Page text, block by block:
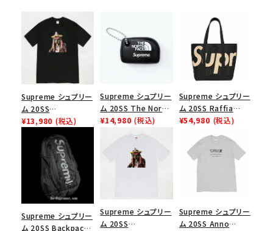
Supreme シュプリー
ム 20SS
Rammellzee Tee
ラメルジーTシャツ ブ
¥13,980 (税込)
Supreme シュプリー
ム 20SS The North
Face Floating
ーチェーン ブラック
¥14,980 (税込)
Supreme シュプリー
ム 20SS Raffia
Tote Bag ラフィアト
¥54,980 (税込)
Supreme シュプリー
ム 20SS Backpack
Supreme シュプリー
ム 20SS
Supreme シュプリー
ム 20SS Anno